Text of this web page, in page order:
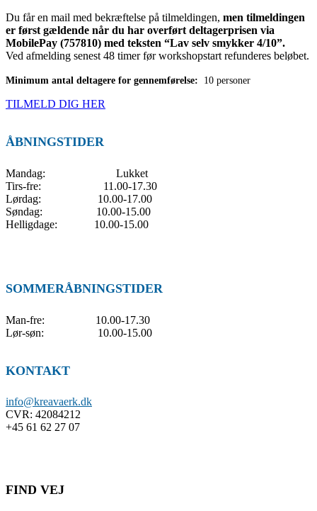
Du får en mail med bekræftelse på tilmeldingen, men tilmeldingen
er først gældende når du har overført deltagerprisen via
MobilePay (757810) med teksten “Lav selv smykker 4/10”.
Ved afmelding senest 48 timer før workshopstart refunderes beløbet.
Minimum antal deltagere for gennemførelse: 10 personer
TILMELD DIG HER
ÅBNINGSTIDER
Mandag: Lukket
Tirs-fre: 11.00-17.30
Lørdag: 10.00-17.00
Søndag: 10.00-15.00
Helligdage: 10.00-15.00
SOMMERÅBNINGSTIDER
Man-fre: 10.00-17.30
Lør-søn: 10.00-15.00
KONTAKT
info@kreavaerk.dk
CVR: 42084212
+45 61 62 27 07
FIND VEJ